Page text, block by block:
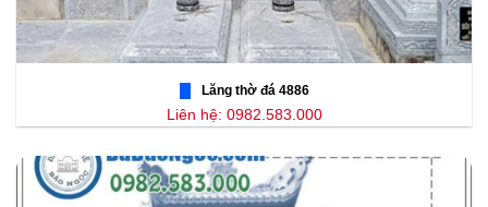
Lăng thờ đá 4886
Liên hệ: 0982.583.000